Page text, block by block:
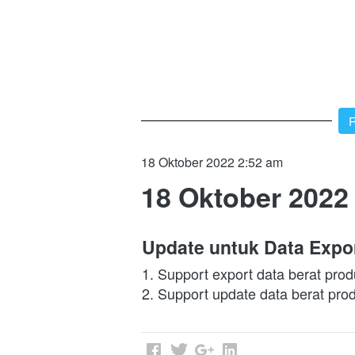
`
18 Oktober 2022 2:52 am
18 Oktober 2022
Update untuk Data
1. Support export data berat
2. Support update data berat